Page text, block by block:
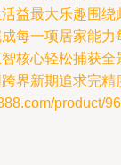
益最大乐趣围
每一项居家能
核心轻松捕获
界新期追求完
product/